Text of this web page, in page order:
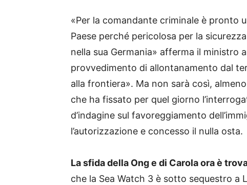
«Per la comandante criminale è pronto
Paese perché pericolosa per la
nella sua Germania» afferma il
provvedimento di allontanamento dal
alla frontiera». Ma non sarà così,
che ha fissato per quel giorno
d’indagine sul favoreggiamento
l’autorizzazione e concesso il nulla osta.
La sfida della Ong e di Carola ora è
che la Sea Watch 3 è sotto sequestro a